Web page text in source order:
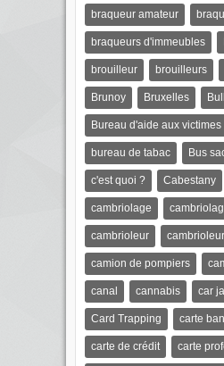
braqueur amateur
braqueurs d'immeubles
brouilleur brouilleurs
Brunoy Bruxelles
Bureau d'aide aux victimes
bureau de tabac Bus
c'est quoi ? Cabestany
cambriolage
cambrioleur
camion de pompiers
canal cannabis car
Card Trapping carte
carte de crédit carte